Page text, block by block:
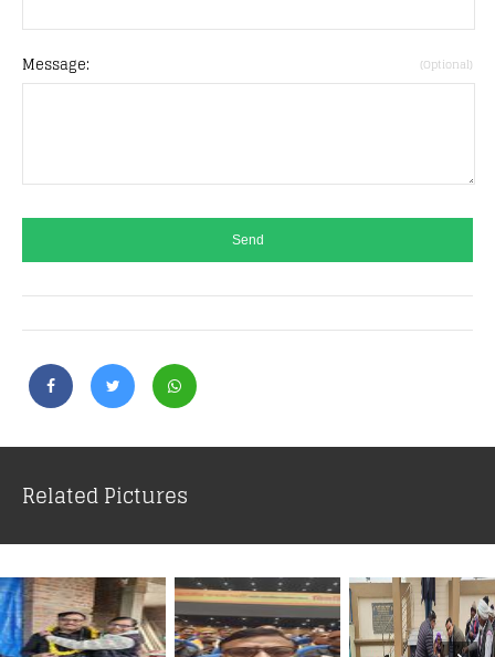
Message: (Optional)
Related Pictures